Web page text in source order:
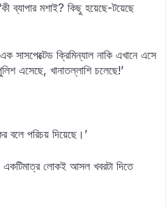
ব্যাপার মশাই? কিছু হয়েছে-টয়েছে
ক্রিমিন্যাল নাকি এখানে এসে
এসেছে, খানাতল্লাশি চলেছে!’
বলে পরিচয় দিয়েছে।’
লোকই আসল খবরটা দিতে